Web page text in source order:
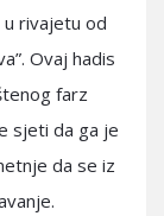
u rivajetu od
Ovaj hadis
farz
sjeti da ga je
da se iz